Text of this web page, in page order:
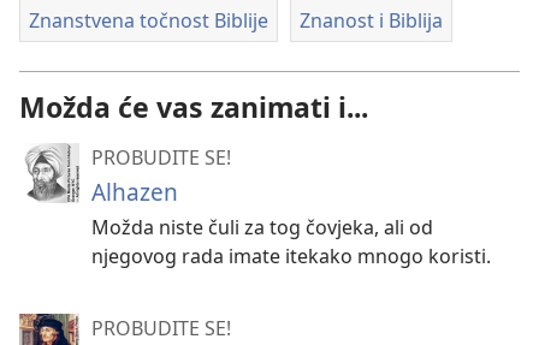
Znanstvena točnost Biblije Znanost i Biblija
Možda će vas zanimati i...
PROBUDITE SE!
Alhazen
Možda niste čuli za tog čovjeka, ali od
njegovog rada imate itekako mnogo koristi.
PROBUDITE SE!